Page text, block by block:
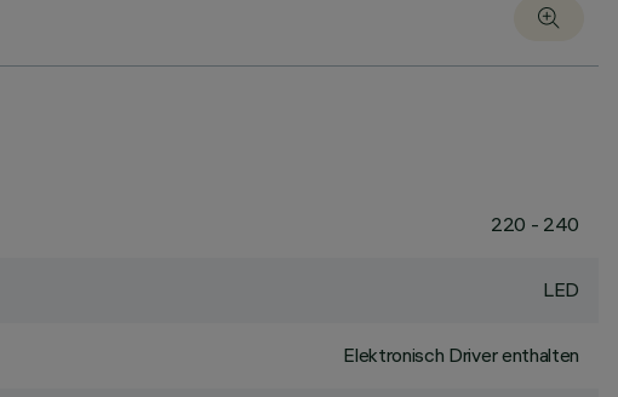
220 - 240
LED
Elektronisch Driver enthalten